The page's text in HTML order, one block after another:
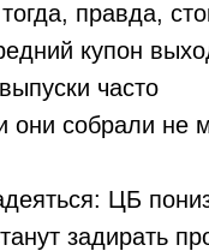
правда,
купон
часто
собрали не
ЦБ
задирать